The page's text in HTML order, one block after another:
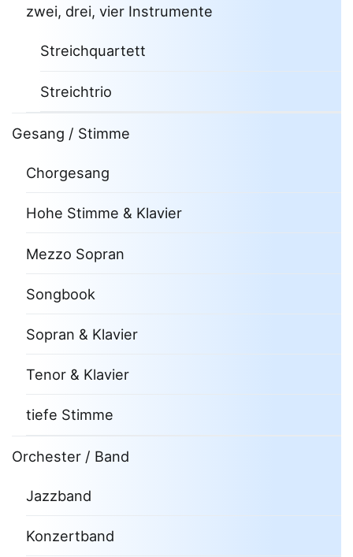
zwei, drei, vier Instrumente
Streichquartett
Streichtrio
Gesang / Stimme
Chorgesang
Hohe Stimme & Klavier
Mezzo Sopran
Songbook
Sopran & Klavier
Tenor & Klavier
tiefe Stimme
Orchester / Band
Jazzband
Konzertband